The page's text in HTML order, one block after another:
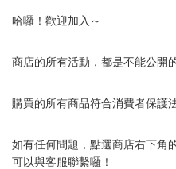
哈囉！歡迎加入～
商店的所有活動，都是不能公開
購買的所有商品符合消費者保護
如有任何問題，點選商店右下角
可以與客服聯繫囉！